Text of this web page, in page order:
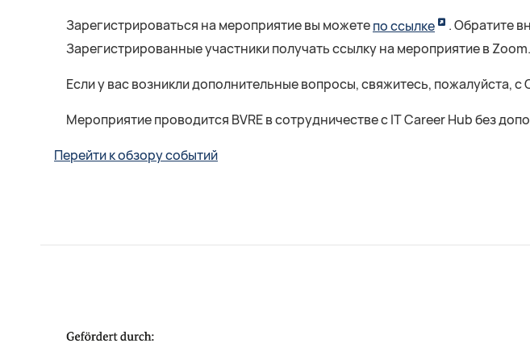
Зарегистрироваться на мероприятие вы можетепо ссылке
. Обратите
Зарегистрированные участники получать ссылку на мероприятие в Zoom.
Если у вас возникли дополнительные вопросы, свяжитесь, пожалуйста,
Мероприятие проводится BVRE в сотрудничестве с IT Career Hub без
Перейти к обзору событий